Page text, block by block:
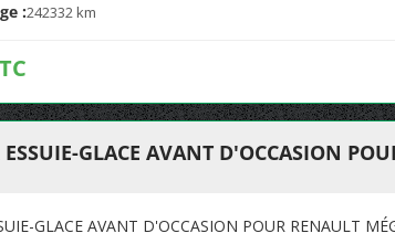
:242332 km
GLACE AVANT D'OCCASION
GLACE AVANT D'OCCASION POUR RENAULT